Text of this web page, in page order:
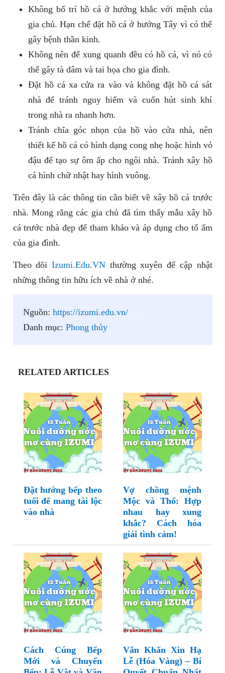
Không bố trí hồ cá ở hướng khắc với mệnh của
gia chủ. Hạn chế đặt hồ cá ở hướng Tây vì có thể
gây bệnh thần kinh.
Không nên để xung quanh đều có hồ cá, vì nó có
thể gây tà dâm và tai họa cho gia đình.
Đặt hồ cá xa cửa ra vào và không đặt hồ cá sát
nhà để tránh nguy hiểm và cuốn hút sinh khí
trong nhà ra nhanh hơn.
Tránh chĩa góc nhọn của hồ vào cửa nhà, nên
thiết kế hồ cá có hình dạng cong nhẹ hoặc hình vỏ
đậu để tạo sự ôm ấp cho ngôi nhà. Tránh xây hồ
cá hình chữ nhật hay hình vuông.
Trên đây là các thông tin cần biết về xây hồ cá trước
nhà. Mong rằng các gia chủ đã tìm thấy mẫu xây hồ
cá trước nhà đẹp để tham khảo và áp dụng cho tổ ấm
của gia đình.
Theo dõi Izumi.Edu.VNthường xuyên để cập nhật
những thông tin hữu ích về nhà ở nhé.
Nguồn: https://izumi.edu.vn/
Danh mục: Phong thủy
RELATED ARTICLES
Đặt hướng bếp theo
tuổi để mang tài lộc
vào nhà
Vợ chồng mệnh
Mộc và Thổ: Hợp
nhau hay xung
khắc? Cách hóa
giải tình cảm!
Cách Cúng Bếp
Mới và Chuyển
Văn Khấn Xin Hạ
Lễ (Hóa Vàng) – Bí